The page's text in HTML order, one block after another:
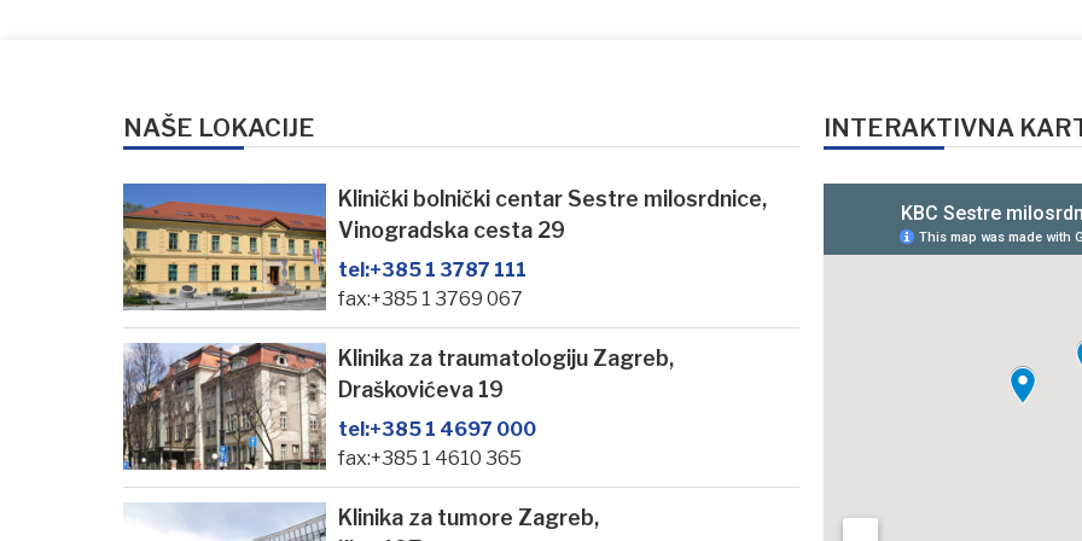
NAŠE LOKACIJE
Klinički bolnički centar Sestre milosrdnice,
Vinogradska cesta 29
tel:+385 1 3787 111
fax:+385 1 3769 067
Klinika za traumatologiju Zagreb,
Draškovićeva 19
tel:+385 1 4697 000
fax:+385 1 4610 365
Klinika za tumore Zagreb,
INTERAKTIVNA